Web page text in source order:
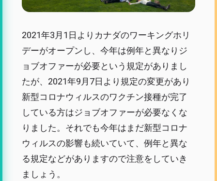
2021年3月1日よりカナダのワーキングホリ
デーがオープンし、今年は例年と異なりジ
ョブオファーが必要という規定がありまし
たが、2021年9月7日より規定の変更があり
新型コロナウィルスのワクチン接種が完了
している方はジョブオファーが必要なくな
りました。それでも今年はまだ新型コロナ
ウィルスの影響も続いていて、例年と異な
る規定などがありますので注意をしていき
ましょう。